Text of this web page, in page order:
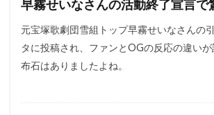
早霧せいなさんの活動終了宣言で
元宝塚歌劇団雪組トップ早霧せいなさんの
タに投稿され、ファンとOGの反応の違い
布石はありましたよね。